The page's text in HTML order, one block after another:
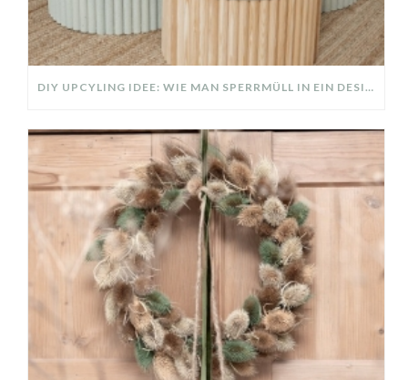
DIY UPCYLING IDEE: WIE MAN SPERRMÜLL IN EIN DESIGNER TEIL VERWANDELT